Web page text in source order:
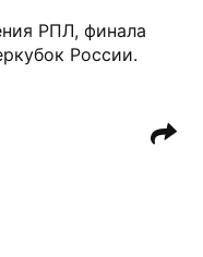
РПЛ, финала
России.